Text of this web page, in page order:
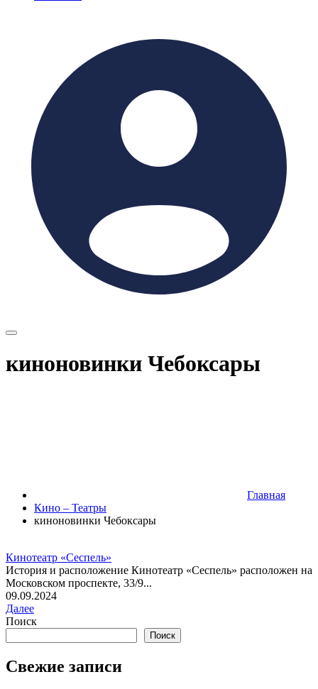
киноновинки Чебоксары
Главная
Кино – Театры
киноновинки Чебоксары
Кинотеатр «Сеспель»
История и расположение Кинотеатр «Сеспель» расположен на
Московском проспекте, 33/9...
09.09.2024
Далее
Поиск
Поиск
Свежие записи